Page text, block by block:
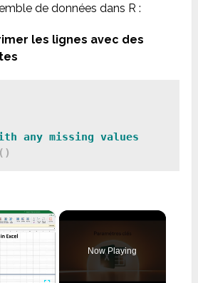
de données dans R :
les lignes avec des
×
Now Playing